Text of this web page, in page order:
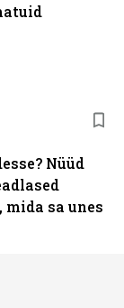
Nüüd
mida sa unes